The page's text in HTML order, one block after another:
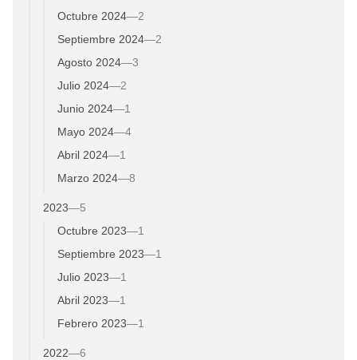
Octubre 2024—2
Septiembre 2024—2
Agosto 2024—3
Julio 2024—2
Junio 2024—1
Mayo 2024—4
Abril 2024—1
Marzo 2024—8
2023—5
Octubre 2023—1
Septiembre 2023—1
Julio 2023—1
Abril 2023—1
Febrero 2023—1
2022—6